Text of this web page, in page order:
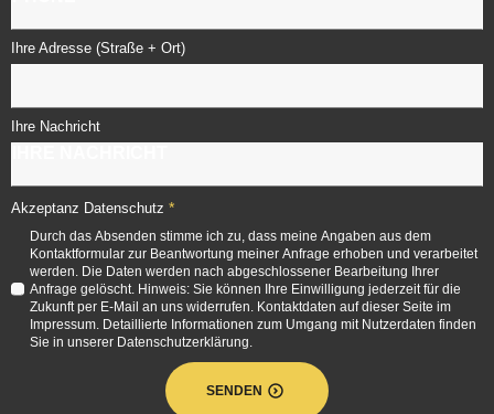
Ihre Adresse (Straße + Ort)
Ihre Nachricht
Akzeptanz Datenschutz *
Durch das Absenden stimme ich zu, dass meine Angaben aus dem
Kontaktformular zur Beantwortung meiner Anfrage erhoben und verarbeitet
werden. Die Daten werden nach abgeschlossener Bearbeitung Ihrer
Anfrage gelöscht. Hinweis: Sie können Ihre Einwilligung jederzeit für die
Zukunft per E-Mail an uns widerrufen. Kontaktdaten auf dieser Seite im
Impressum. Detaillierte Informationen zum Umgang mit Nutzerdaten finden
Sie in unserer Datenschutzerklärung.
SENDEN